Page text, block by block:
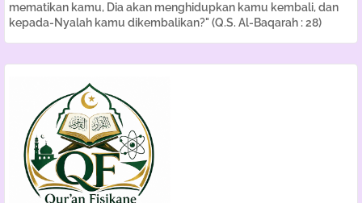
mematikan kamu, Dia akan menghidupkan kamu kembali, dan
kepada-Nyalah kamu dikembalikan?" (Q.S. Al-Baqarah : 28)